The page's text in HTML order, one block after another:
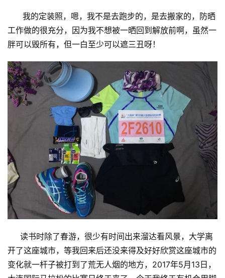
我的定装照，嗯，我不是去跑步的，是去搬家的，防晒
工作做的很充分，因为我不想被一晒回到解放前啊，虽然一
胖可以毁所有，但一白至少可以遮三丑呀！
读书时除了春游，很少有时间出来溜达看风景，大学离
开了这座城市，等我回来后还没来得及好好欣赏这座城市的
变化就一杆子被打到了荒无人烟的地方，2017年5月13日，